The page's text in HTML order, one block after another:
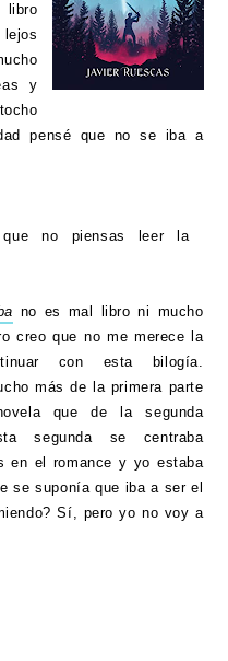
y
pensé que no se iba a
no piensas leer la
no es mal libro ni mucho
creo que no me merece la
con esta bilogía.
más de la primera parte
que de la segunda
segunda se centraba
en el romance y yo estaba
se suponía que iba a ser el
Sí, pero yo no voy a